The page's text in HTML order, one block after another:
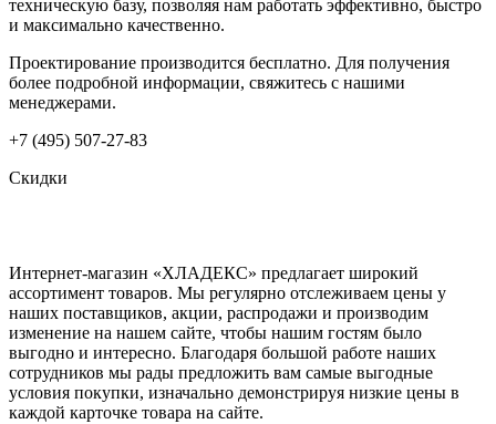
техническую базу, позволяя нам работать эффективно, быстро
и максимально качественно.
Проектирование производится бесплатно. Для получения
более подробной информации, свяжитесь с нашими
менеджерами.
+7 (495) 507-27-83
Скидки
Интернет-магазин «ХЛАДЕКС» предлагает широкий
ассортимент товаров. Мы регулярно отслеживаем цены у
наших поставщиков, акции, распродажи и производим
изменение на нашем сайте, чтобы нашим гостям было
выгодно и интересно. Благодаря большой работе наших
сотрудников мы рады предложить вам самые выгодные
условия покупки, изначально демонстрируя низкие цены в
каждой карточке товара на сайте.